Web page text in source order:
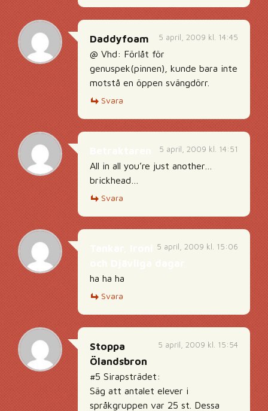
5 april, 2009 kl. 14:45
Daddyfoam
@ Vhd: Förlåt för
genuspek(pinnen), kunde bara inte
motstå en öppen svängdörr.
Svara
5 april, 2009 kl. 14:51
All in all you’re just another…
brickhead…
Svara
5 april, 2009 kl. 15:06
ha ha ha
Svara
5 april, 2009 kl. 15:54
Stoppa
Ölandsbron
#5 Sirapsträdet:
Säg att antalet elever i
språkgruppen var 25 st. Dessa